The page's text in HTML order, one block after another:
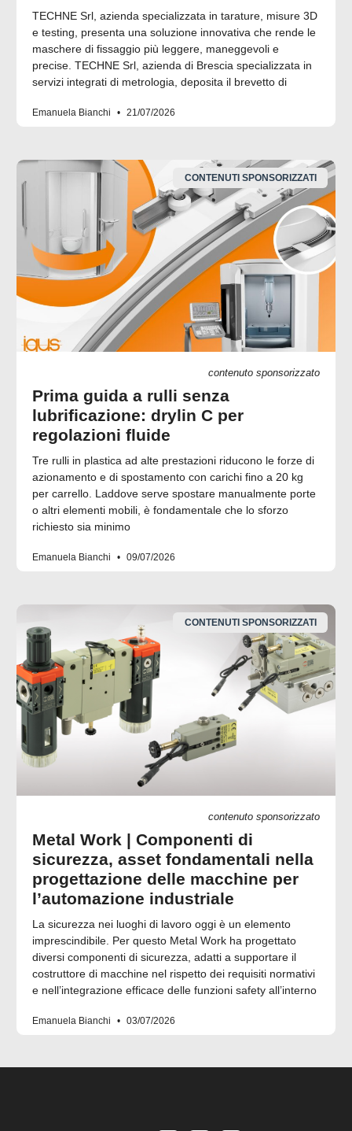
TECHNE Srl, azienda specializzata in tarature, misure 3D
e testing, presenta una soluzione innovativa che rende le
maschere di fissaggio più leggere, maneggevoli e
precise. TECHNE Srl, azienda di Brescia specializzata in
servizi integrati di metrologia, deposita il brevetto di
Emanuela Bianchi 21/07/2026
CONTENUTI SPONSORIZZATI
contenuto sponsorizzato
Prima guida a rulli senza
lubrificazione: drylin C per
regolazioni fluide
Tre rulli in plastica ad alte prestazioni riducono le forze di
azionamento e di spostamento con carichi fino a 20 kg
per carrello. Laddove serve spostare manualmente porte
o altri elementi mobili, è fondamentale che lo sforzo
richiesto sia minimo
Emanuela Bianchi 09/07/2026
CONTENUTI SPONSORIZZATI
contenuto sponsorizzato
Metal Work | Componenti di
sicurezza, asset fondamentali nella
progettazione delle macchine per
l’automazione industriale
La sicurezza nei luoghi di lavoro oggi è un elemento
imprescindibile. Per questo Metal Work ha progettato
diversi componenti di sicurezza, adatti a supportare il
costruttore di macchine nel rispetto dei requisiti normativi
e nell’integrazione efficace delle funzioni safety all’interno
Emanuela Bianchi 03/07/2026